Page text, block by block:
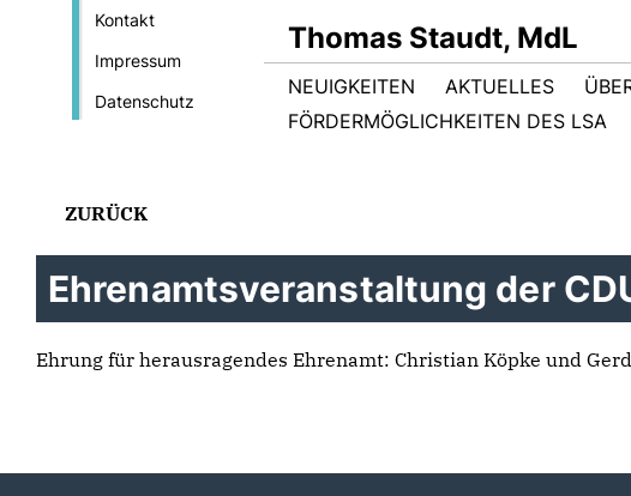
Kontakt
Impressum
Datenschutz
Thomas Staudt, MdL
NEUIGKEITEN AKTUELLES
FÖRDERMÖGLICHKEITEN DES LSA
ZURÜCK
Ehrenamtsveranstaltung der
Ehrung für herausragendes Ehrenamt: Christian Köpke und